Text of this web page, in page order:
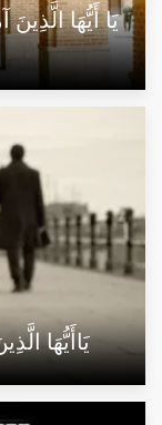
يَا أَيُّهَا
يَاأَيُّهَا